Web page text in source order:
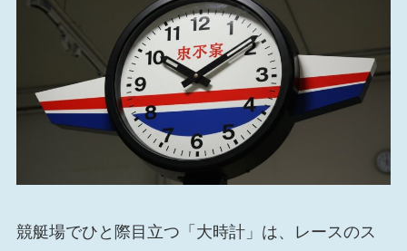
競艇場でひと際目立つ「大時計」は、レースのス